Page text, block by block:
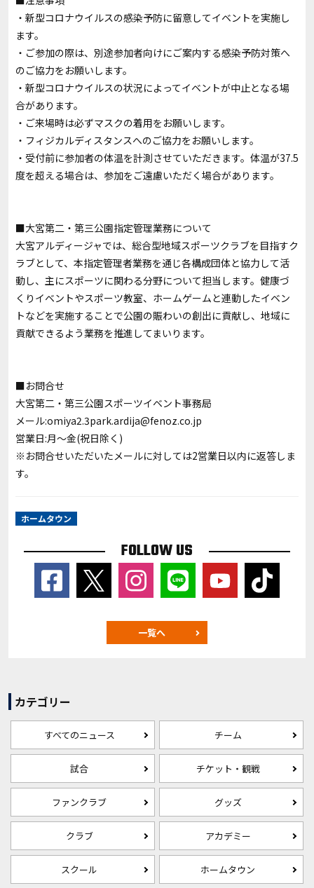
・新型コロナウイルスの感染予防に留意してイベントを実施し
ます。
・ご参加の際は、別途参加者向けにご案内する感染予防対策へ
のご協力をお願いします。
・新型コロナウイルスの状況によってイベントが中止となる場
合があります。
・ご来場時は必ずマスクの着用をお願いします。
・フィジカルディスタンスへのご協力をお願いします。
・受付前に参加者の体温を計測させていただきます。体温が37.5
度を超える場合は、参加をご遠慮いただく場合があります。
■大宮第二・第三公園指定管理業務について
大宮アルディージャでは、総合型地域スポーツクラブを目指すク
ラブとして、本指定管理者業務を通じ各構成団体と協力して活
動し、主にスポーツに関わる分野について担当します。健康づ
くりイベントやスポーツ教室、ホームゲームと連動したイベン
トなどを実施することで公園の賑わいの創出に貢献し、地域に
貢献できるよう業務を推進してまいります。
■お問合せ
大宮第二・第三公園スポーツイベント事務局
メール:omiya2.3park.ardija@fenoz.co.jp
営業日:月～金(祝日除く)
※お問合せいただいたメールに対しては2営業日以内に返答しま
す。
ホームタウン
FOLLOW US
一覧へ
カテゴリー
すべてのニュース チーム
試合 チケット・観戦
ファンクラブ グッズ
クラブ アカデミー
スクール ホームタウン